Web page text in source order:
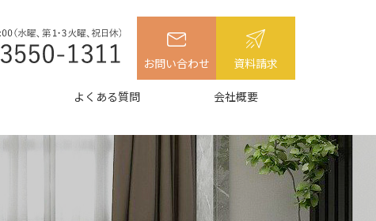
お問い合わせ 資料請求
よくある質問 会社概要